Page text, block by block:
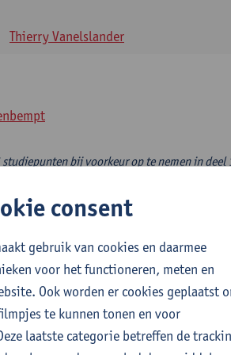
Thierry Vanelslander
bij voorkeur op te nemen in deel
consent
gebruik van cookies en daarmee
voor het functioneren, meten en
Ook worden er cookies geplaatst
te kunnen tonen en voor
laatste categorie betreffen de